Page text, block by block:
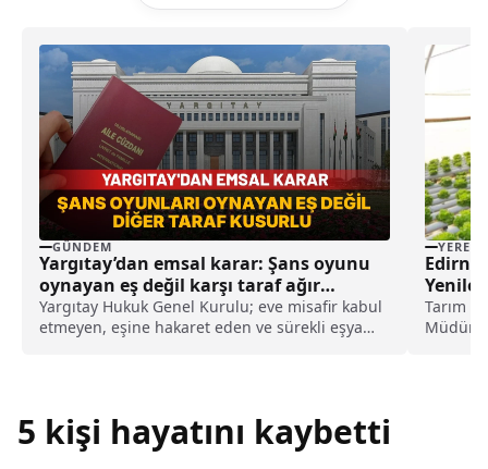
GÜNDEM
Yargıtay’dan emsal karar: Şans oyunu
oynayan eş değil karşı taraf ağır
kusurlu sayıldı
Yargıtay Hukuk Genel Kurulu; eve misafir kabul
etmeyen, eşine hakaret eden ve sürekli eşya
YEREL
Tarım
5 kişi hayatını kaybetti